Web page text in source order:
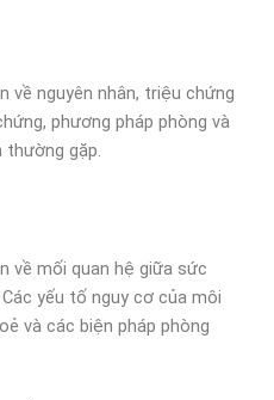
về nguyên nhân, triệu chứng
phương pháp phòng và
gặp.
về mối quan hệ giữa sức
yếu tố nguy cơ của môi
và các biện pháp phòng